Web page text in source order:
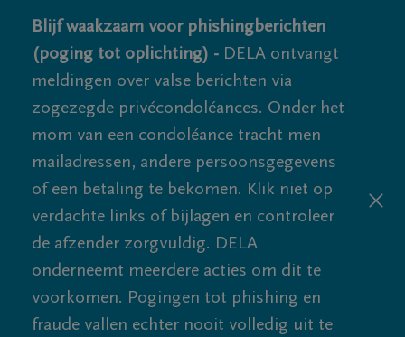
Blijf waakzaam voor phishingberichten
(poging tot oplichting) - DELA ontvangt
meldingen over valse berichten via
zogezegde privécondoléances. Onder het
mom van een condoléance tracht men
mailadressen, andere persoonsgegevens
of een betaling te bekomen. Klik niet op
verdachte links of bijlagen en controleer
de afzender zorgvuldig. DELA
onderneemt meerdere acties om dit te
voorkomen. Pogingen tot phishing en
fraude vallen echter nooit volledig uit te